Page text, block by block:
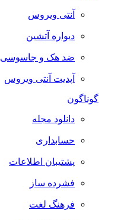
آنتی ویروس
دیواره آتشین
ضد هک و جاسوسی
آپدیت آنتی ویروس
گوناگون
دانلود مجله
حسابداری
پشتیبان اطلاعات
فشرده ساز
فرهنگ لغت